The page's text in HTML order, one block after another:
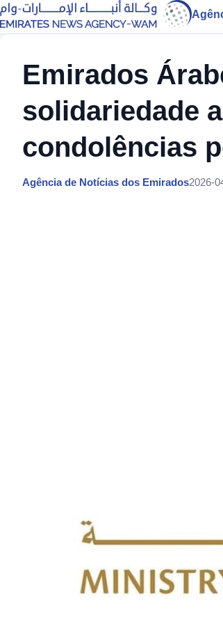
Emirados
solidariedade
condolências
Agência de Notícias dos Emirados2026-